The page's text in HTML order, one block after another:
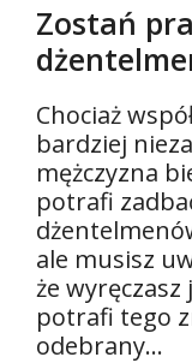
Zostań
Chociaż
bardziej
mężczyzna
potrafi
ale musisz
że
potrafi tego
odebrany…